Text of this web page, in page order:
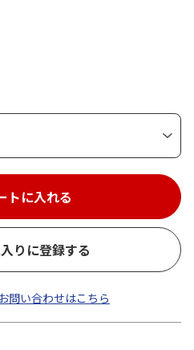
トに入れる
りに登録する
問い合わせはこちら